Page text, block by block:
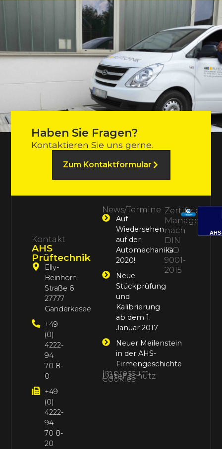
Haben Sie Fragen?
Kontaktieren Sie uns gerne.
Zum Kontaktformular
News/Termine
Auf
Wiedersehen
auf der
Automechanika
2020!
Neue
Stückprüfung
und
Kalibrierung
ab dem 1.
Januar 2017
Neuer Meilenstein
in der AHS-
Firmengeschichte
Impressum
Datenschutz
Cookies
Kontakt
AHS
Prüftechnik
Elly-
Beinhorn-
Straße 6
27777
Ganderkesee
+49
(0)
4222-
94
70 8-
0
+49
(0)
4222-
94
70 8-
20
Zertifiziertes
nach
DIN
ISO
9001-
2015